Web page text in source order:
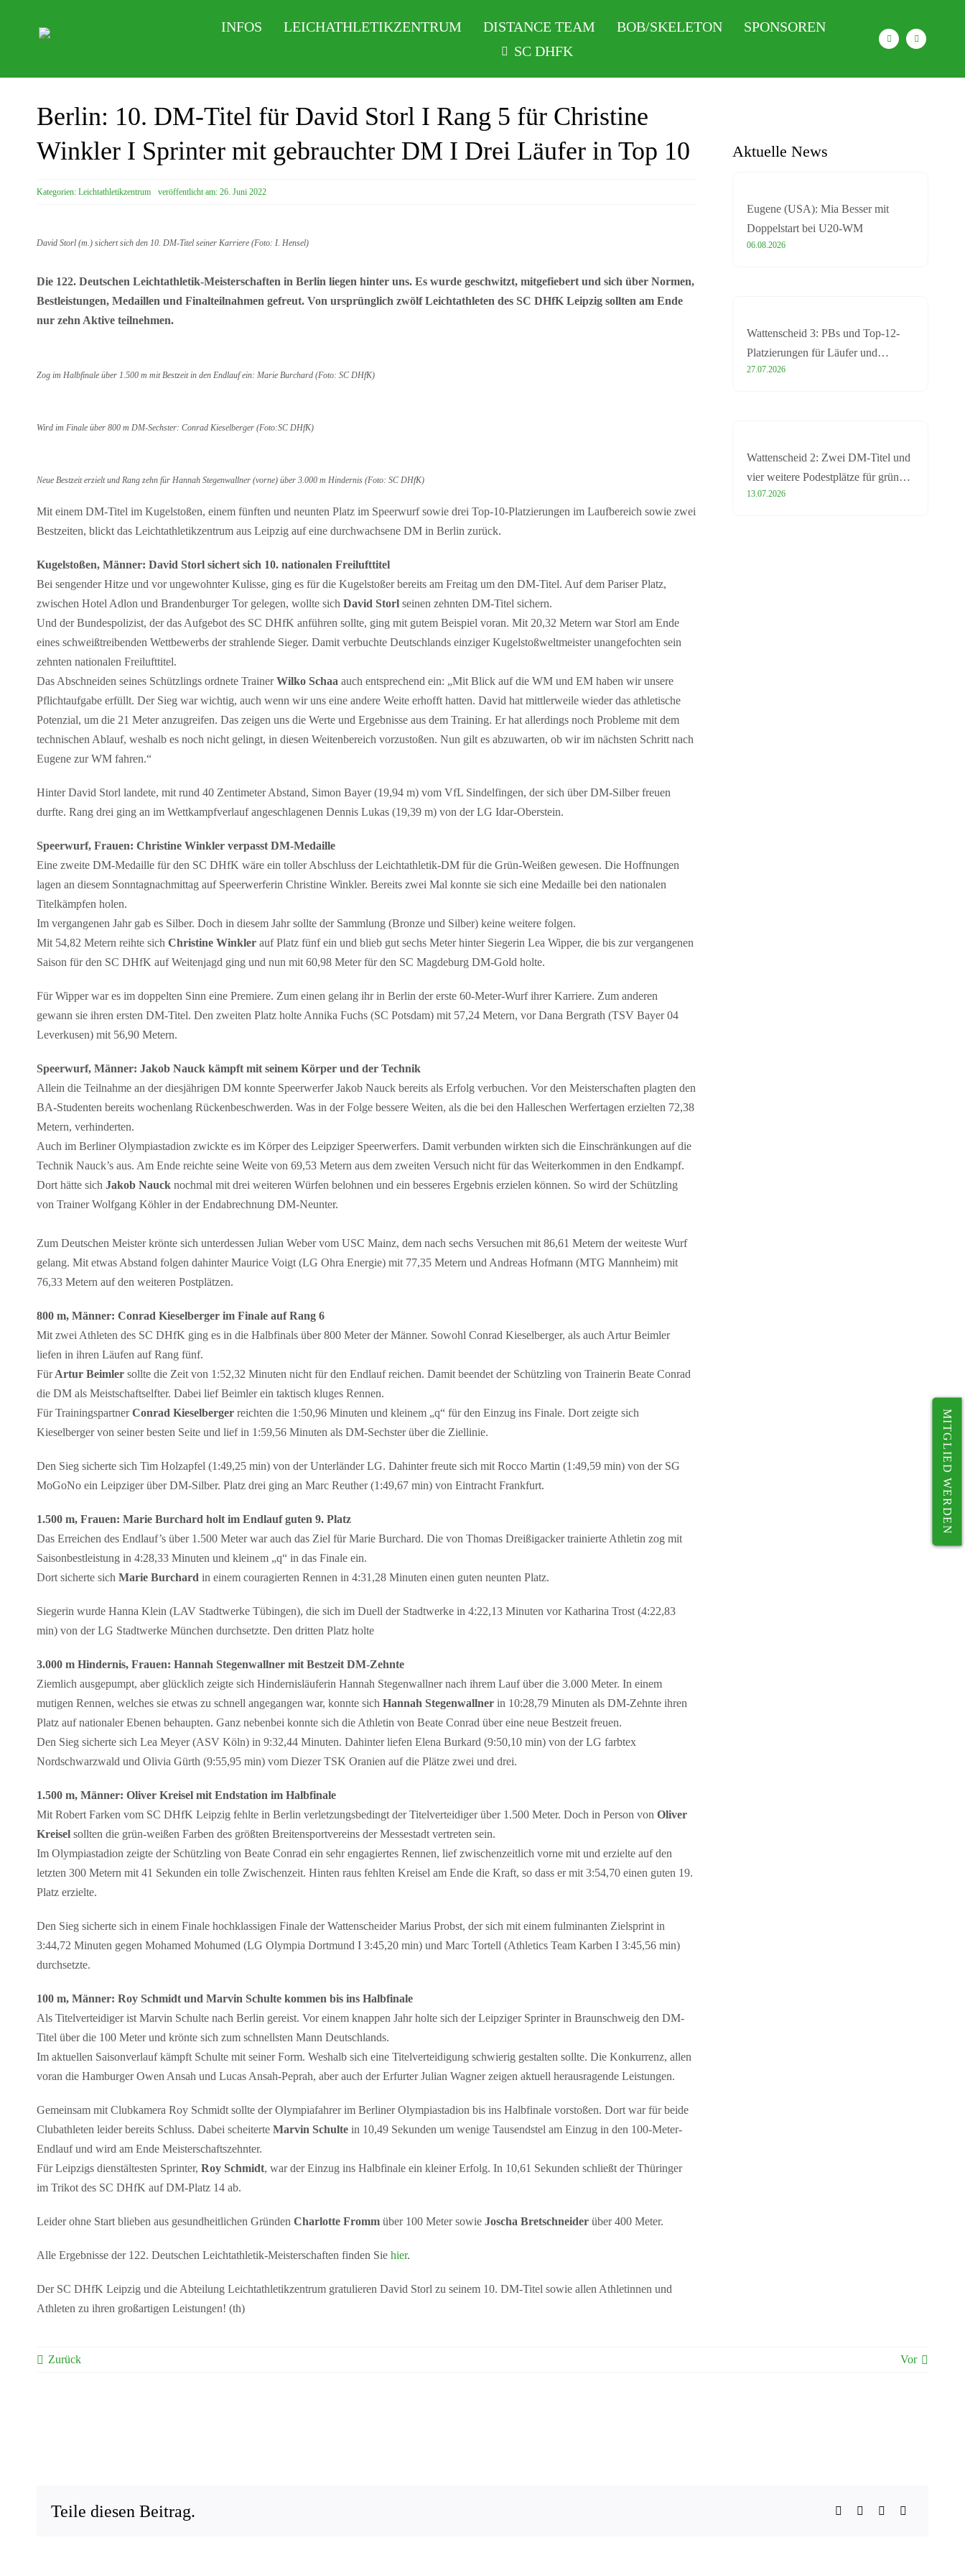
INFOS LEICHATHLETIKZENTRUM DISTANCE TEAM BOB/SKELETON
SPONSOREN
SC DHFK
Berlin: 10. DM-Titel für David Storl I Rang 5 für Christine
Winkler I Sprinter mit gebrauchter DM I Drei Läufer in Top 10
Kategorien:Leichtathletikzentrum veröffentlicht am: 26. Juni 2022
David Storl (m.) sichert sich den 10. DM-Titel seiner Karriere (Foto: I. Hensel)
Die 122. Deutschen Leichtathletik-Meisterschaften in Berlin liegen hinter uns. Es wurde geschwitzt, mitgefiebert und sich über Normen,
Bestleistungen, Medaillen und Finalteilnahmen gefreut. Von ursprünglich zwölf Leichtathleten des SC DHfK Leipzig sollten am Ende
nur zehn Aktive teilnehmen.
Zog im Halbfinale über 1.500 m mit Bestzeit in den Endlauf ein: Marie Burchard (Foto: SC DHfK)
Wird im Finale über 800 m DM-Sechster: Conrad Kieselberger (Foto:SC DHfK)
Neue Bestzeit erzielt und Rang zehn für Hannah Stegenwallner (vorne) über 3.000 m Hindernis (Foto: SC DHfK)
Mit einem DM-Titel im Kugelstoßen, einem fünften und neunten Platz im Speerwurf sowie drei Top-10-Platzierungen im Laufbereich sowie zwei
Bestzeiten, blickt das Leichtathletikzentrum aus Leipzig auf eine durchwachsene DM in Berlin zurück.
Kugelstoßen, Männer: David Storl sichert sich 10. nationalen Freilufttitel
Bei sengender Hitze und vor ungewohnter Kulisse, ging es für die Kugelstoßer bereits am Freitag um den DM-Titel. Auf dem Pariser Platz,
zwischen Hotel Adlon und Brandenburger Tor gelegen, wollte sichDavid Storl seinen zehnten DM-Titel sichern.
Und der Bundespolizist, der das Aufgebot des SC DHfK anführen sollte, ging mit gutem Beispiel voran. Mit 20,32 Metern war Storl am Ende
eines schweißtreibenden Wettbewerbs der strahlende Sieger. Damit verbuchte Deutschlands einziger Kugelstoßweltmeister unangefochten sein
zehnten nationalen Freilufttitel.
Das Abschneiden seines Schützlings ordnete TrainerWilko Schaa auch entsprechend ein: „Mit Blick auf die WM und EM haben wir unsere
Pflichtaufgabe erfüllt. Der Sieg war wichtig, auch wenn wir uns eine andere Weite erhofft hatten. David hat mittlerweile wieder das athletische
Potenzial, um die 21 Meter anzugreifen. Das zeigen uns die Werte und Ergebnisse aus dem Training. Er hat allerdings noch Probleme mit dem
technischen Ablauf, weshalb es noch nicht gelingt, in diesen Weitenbereich vorzustoßen. Nun gilt es abzuwarten, ob wir im nächsten Schritt nach
Eugene zur WM fahren.“
Hinter David Storl landete, mit rund 40 Zentimeter Abstand, Simon Bayer (19,94 m) vom VfL Sindelfingen, der sich über DM-Silber freuen
durfte. Rang drei ging an im Wettkampfverlauf angeschlagenen Dennis Lukas (19,39 m) von der LG Idar-Oberstein.
Speerwurf, Frauen: Christine Winkler verpasst DM-Medaille
Eine zweite DM-Medaille für den SC DHfK wäre ein toller Abschluss der Leichtathletik-DM für die Grün-Weißen gewesen. Die Hoffnungen
lagen an diesem Sonntagnachmittag auf Speerwerferin Christine Winkler. Bereits zwei Mal konnte sie sich eine Medaille bei den nationalen
Titelkämpfen holen.
Im vergangenen Jahr gab es Silber. Doch in diesem Jahr sollte der Sammlung (Bronze und Silber) keine weitere folgen.
Mit 54,82 Metern reihte sichChristine Winkler auf Platz fünf ein und blieb gut sechs Meter hinter Siegerin Lea Wipper, die bis zur vergangenen
Saison für den SC DHfK auf Weitenjagd ging und nun mit 60,98 Meter für den SC Magdeburg DM-Gold holte.
Für Wipper war es im doppelten Sinn eine Premiere. Zum einen gelang ihr in Berlin der erste 60-Meter-Wurf ihrer Karriere. Zum anderen
gewann sie ihren ersten DM-Titel. Den zweiten Platz holte Annika Fuchs (SC Potsdam) mit 57,24 Metern, vor Dana Bergrath (TSV Bayer 04
Leverkusen) mit 56,90 Metern.
Speerwurf, Männer: Jakob Nauck kämpft mit seinem Körper und der Technik
Allein die Teilnahme an der diesjährigen DM konnte Speerwerfer Jakob Nauck bereits als Erfolg verbuchen. Vor den Meisterschaften plagten den
BA-Studenten bereits wochenlang Rückenbeschwerden. Was in der Folge bessere Weiten, als die bei den Halleschen Werfertagen erzielten 72,38
Metern, verhinderten.
Auch im Berliner Olympiastadion zwickte es im Körper des Leipziger Speerwerfers. Damit verbunden wirkten sich die Einschränkungen auf die
Technik Nauck’s aus. Am Ende reichte seine Weite von 69,53 Metern aus dem zweiten Versuch nicht für das Weiterkommen in den Endkampf.
Dort hätte sichJakob Nauck nochmal mit drei weiteren Würfen belohnen und ein besseres Ergebnis erzielen können. So wird der Schützling
von Trainer Wolfgang Köhler in der Endabrechnung DM-Neunter.
Zum Deutschen Meister krönte sich unterdessen Julian Weber vom USC Mainz, dem nach sechs Versuchen mit 86,61 Metern der weiteste Wurf
gelang. Mit etwas Abstand folgen dahinter Maurice Voigt (LG Ohra Energie) mit 77,35 Metern und Andreas Hofmann (MTG Mannheim) mit
76,33 Metern auf den weiteren Postplätzen.
800 m, Männer: Conrad Kieselberger im Finale auf Rang 6
Mit zwei Athleten des SC DHfK ging es in die Halbfinals über 800 Meter der Männer. Sowohl Conrad Kieselberger, als auch Artur Beimler
liefen in ihren Läufen auf Rang fünf.
FürArtur Beimler sollte die Zeit von 1:52,32 Minuten nicht für den Endlauf reichen. Damit beendet der Schützling von Trainerin Beate Conrad
die DM als Meistschaftselfter. Dabei lief Beimler ein taktisch kluges Rennen.
Für TrainingspartnerConrad Kieselberger reichten die 1:50,96 Minuten und kleinem „q“ für den Einzug ins Finale. Dort zeigte sich
Kieselberger von seiner besten Seite und lief in 1:59,56 Minuten als DM-Sechster über die Ziellinie.
Den Sieg sicherte sich Tim Holzapfel (1:49,25 min) von der Unterländer LG. Dahinter freute sich mit Rocco Martin (1:49,59 min) von der SG
MoGoNo ein Leipziger über DM-Silber. Platz drei ging an Marc Reuther (1:49,67 min) von Eintracht Frankfurt.
1.500 m, Frauen: Marie Burchard holt im Endlauf guten 9. Platz
Das Erreichen des Endlauf’s über 1.500 Meter war auch das Ziel für Marie Burchard. Die von Thomas Dreißigacker trainierte Athletin zog mit
Saisonbestleistung in 4:28,33 Minuten und kleinem „q“ in das Finale ein.
Dort sicherte sichMarie Burchard in einem couragierten Rennen in 4:31,28 Minuten einen guten neunten Platz.
Siegerin wurde Hanna Klein (LAV Stadtwerke Tübingen), die sich im Duell der Stadtwerke in 4:22,13 Minuten vor Katharina Trost (4:22,83
min) von der LG Stadtwerke München durchsetzte. Den dritten Platz holte
3.000 m Hindernis, Frauen: Hannah Stegenwallner mit Bestzeit DM-Zehnte
Ziemlich ausgepumpt, aber glücklich zeigte sich Hindernisläuferin Hannah Stegenwallner nach ihrem Lauf über die 3.000 Meter. In einem
mutigen Rennen, welches sie etwas zu schnell angegangen war, konnte sichHannah Stegenwallner in 10:28,79 Minuten als DM-Zehnte ihren
Platz auf nationaler Ebenen behaupten. Ganz nebenbei konnte sich die Athletin von Beate Conrad über eine neue Bestzeit freuen.
Den Sieg sicherte sich Lea Meyer (ASV Köln) in 9:32,44 Minuten. Dahinter liefen Elena Burkard (9:50,10 min) von der LG farbtex
Nordschwarzwald und Olivia Gürth (9:55,95 min) vom Diezer TSK Oranien auf die Plätze zwei und drei.
1.500 m, Männer: Oliver Kreisel mit Endstation im Halbfinale
Mit Robert Farken vom SC DHfK Leipzig fehlte in Berlin verletzungsbedingt der Titelverteidiger über 1.500 Meter. Doch in Person von Oliver
Kreisel sollten die grün-weißen Farben des größten Breitensportvereins der Messestadt vertreten sein.
Im Olympiastadion zeigte der Schützling von Beate Conrad ein sehr engagiertes Rennen, lief zwischenzeitlich vorne mit und erzielte auf den
letzten 300 Metern mit 41 Sekunden ein tolle Zwischenzeit. Hinten raus fehlten Kreisel am Ende die Kraft, so dass er mit 3:54,70 einen guten 19.
Platz erzielte.
Den Sieg sicherte sich in einem Finale hochklassigen Finale der Wattenscheider Marius Probst, der sich mit einem fulminanten Zielsprint in
3:44,72 Minuten gegen Mohamed Mohumed (LG Olympia Dortmund I 3:45,20 min) und Marc Tortell (Athletics Team Karben I 3:45,56 min)
durchsetzte.
100 m, Männer: Roy Schmidt und Marvin Schulte kommen bis ins Halbfinale
Als Titelverteidiger ist Marvin Schulte nach Berlin gereist. Vor einem knappen Jahr holte sich der Leipziger Sprinter in Braunschweig den DM-
Titel über die 100 Meter und krönte sich zum schnellsten Mann Deutschlands.
Im aktuellen Saisonverlauf kämpft Schulte mit seiner Form. Weshalb sich eine Titelverteidigung schwierig gestalten sollte. Die Konkurrenz, allen
voran die Hamburger Owen Ansah und Lucas Ansah-Peprah, aber auch der Erfurter Julian Wagner zeigen aktuell herausragende Leistungen.
Gemeinsam mit Clubkamera Roy Schmidt sollte der Olympiafahrer im Berliner Olympiastadion bis ins Halbfinale vorstoßen. Dort war für beide
Clubathleten leider bereits Schluss. Dabei scheiterteMarvin Schulte in 10,49 Sekunden um wenige Tausendstel am Einzug in den 100-Meter-
Endlauf und wird am Ende Meisterschaftszehnter.
Für Leipzigs dienstältesten Sprinter,Roy Schmidt, war der Einzug ins Halbfinale ein kleiner Erfolg. In 10,61 Sekunden schließt der Thüringer
im Trikot des SC DHfK auf DM-Platz 14 ab.
Leider ohne Start blieben aus gesundheitlichen GründenCharlotte Fromm über 100 Meter sowieJoscha Bretschneider über 400 Meter.
Alle Ergebnisse der 122. Deutschen Leichtathletik-Meisterschaften finden Siehier.
Der SC DHfK Leipzig und die Abteilung Leichtathletikzentrum gratulieren David Storl zu seinem 10. DM-Titel sowie allen Athletinnen und
Athleten zu ihren großartigen Leistungen! (th)
Aktuelle News
Eugene (USA): Mia Besser mit
Doppelstart bei U20-WM
06.08.2026
Wattenscheid 3: PBs und Top-12-
Platzierungen für Läufer und
Sprinter bei DM
27.07.2026
Wattenscheid 2: Zwei DM-Titel und
vier weitere Podestplätze für grün-
weiße Leichtathletiktalente
13.07.2026
Zurück Vor
Teile diesen Beitrag.
MITGLIED WERDEN